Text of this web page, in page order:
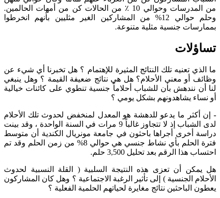
من المدرسات وحوالي 10 ٪ من الحالات كن من أمهات الحالمين.
وحلم حوالي 12% من المشاركين الغير مثليين بأنهم انخرطوا
بممارسات جنسية مثلية متنوعة.
تساؤلات
ما الذي تعنيه تلك النتائج المثيرة للإهتمام ؟ هل تخبرنا أي شيء عن
وظائف أو معنى الأحلام؟ هل هي نتائج ضعيفة القيمة ؟ وهل ينبغي
لنا أن نندهش بأن للشباب أحلاماً جنسية تنطوي على كائنات خيالية
أو نساء يشاهدونهم بشكل يومي ؟
- إن أكثر ما يدعو للدهشة هو المعدل لمنخفض لحدوث تلك الأحلام
لدى الشباب إذ لا تتجاوز غالباً 9 مرات في السنة الواحدة ، وقد بينت
دراسة أخرى أجراها باحثون في جامعة مونريال الكندية أن متوسط
فترة الحلم بأي نشاط جنسي هي حوالي 8% من زمن الحلم وقد تم
احتساب هذا الرقم بعد تحليل 3,500 حلم.
هل يمكن أن تعزى هذه النتيجة السلبية ( القلة النسبية لحدوث
الأحلام الجنسية ) إلى تأثير الرغبة الاجتماعية ؟ وهل كان المشاركون
يعطون الباحثين نتائج مغايرة لحياتهم الحلمية الفعلية ؟